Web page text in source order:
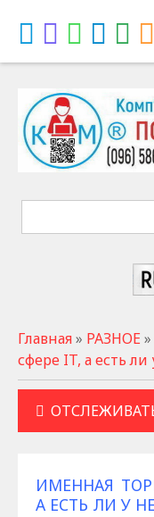
Главная» РАЗНОЕ »
сфере IT, а есть
ИМЕННАЯ
А ЕСТЬ ЛИ У